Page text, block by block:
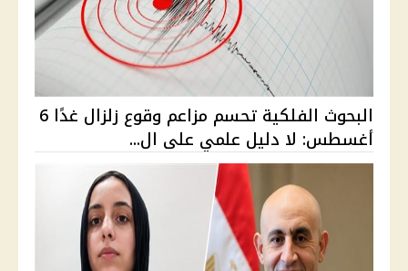
البحوث الفلكية تحسم مزاعم وقوع زلزال غدًا 6
أغسطس: لا دليل علمي على ال...